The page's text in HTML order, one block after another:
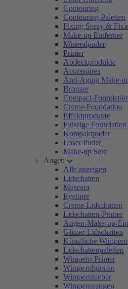
Contouring
Contouring Paletten
Fixing Spray &
Make-up Entferner
Mineralpuder
Primer
Abdeckprodukte
Accessoires
Anti-Aging Make-
Bronzer
Compact-
Creme-Foundation
Effektprodukte
Flüssige Foundation
Kompaktpuder
Loser Puder
Make-up Sets
Augen
Alle anzeigen
Lidschatten
Mascara
Eyeliner
Creme-Lidschatten
Lidschatten-Primer
Augen-Make-up-
Glitzer-Lidschatten
Künstliche Wimpern
Lidschattenpaletten
Wimpern-Primer
Wimpernbürsten
Wimpernkleber
Wimpernzangen